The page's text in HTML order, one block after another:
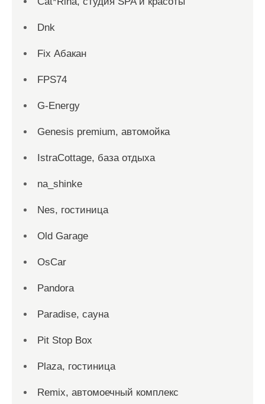
Dnk
Fix Абакан
FPS74
G-Energy
Genesis premium, автомойка
IstraCottage, база отдыха
na_shinke
Nes, гостиница
Old Garage
OsCar
Pandora
Paradise, сауна
Pit Stop Box
Plaza, гостиница
Remix, автомоечный комплекс